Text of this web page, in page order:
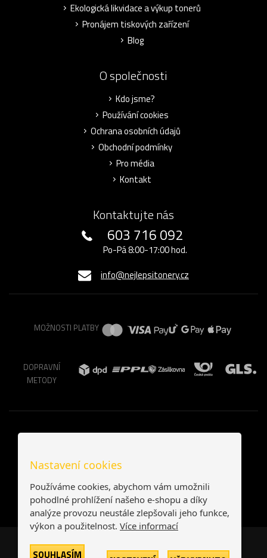
Ekologická likvidace a výkup tonerů
Pronájem tiskových zařízení
Blog
O společnosti
Kdo jsme?
Používání cookies
Ochrana osobních údajů
Obchodní podmínky
Pro média
Kontakt
Kontaktujte nás
603 716 092
Po-Pá 8:00-17:00 hod.
info@nejlepsitonery.cz
MOŽNOSTI PLATBY
DOPRAVNÍ
METODY
Česká republika Slovensko
Nastavení cookies
Používáme cookies, abychom vám umožnili
pohodlné prohlížení našeho e-shopu a díky
analýze provozu neustále zlepšovali jeho funkce,
výkon a použitelnost. Více informací
SOUHLASÍM